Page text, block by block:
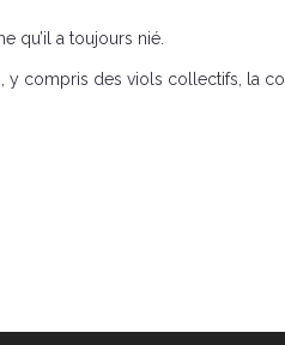
qu’il a toujours nié.
y compris des viols collectifs, la